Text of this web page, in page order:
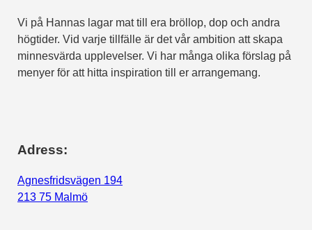
Vi på Hannas lagar mat till era bröllop, dop och andra
högtider. Vid varje tillfälle är det vår ambition att skapa
minnesvärda upplevelser. Vi har många olika förslag på
menyer för att hitta inspiration till er arrangemang.
Adress:
Agnesfridsvägen 194
213 75 Malmö